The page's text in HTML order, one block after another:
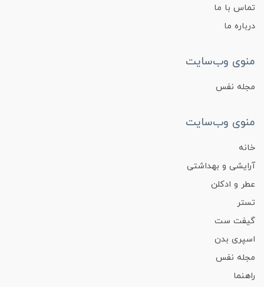
تماس با ما
درباره ما
منوی وب‌سایت
مجله نفس
منوی وب‌سایت
خانه
آرایشی و بهداشتی
عطر و ادکلن
تستر
گیفت ست
اسپری بدن
مجله نفس
راهنما